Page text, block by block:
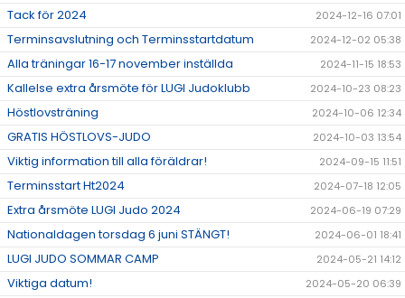
Tack för 2024 2024-12-16 07:01
Terminsavslutning och Terminsstartdatum 2024-12-02 05:38
Alla träningar 16-17 november inställda 2024-11-15 18:53
Kallelse extra årsmöte för LUGI Judoklubb 2024-10-23 08:23
Höstlovsträning 2024-10-06 12:34
GRATIS HÖSTLOVS-JUDO 2024-10-03 13:54
Viktig information till alla föräldrar! 2024-09-15 11:51
Terminsstart Ht2024 2024-07-18 12:05
Extra årsmöte LUGI Judo 2024 2024-06-19 07:29
Nationaldagen torsdag 6 juni STÄNGT! 2024-06-01 18:41
LUGI JUDO SOMMAR CAMP 2024-05-21 14:12
Viktiga datum! 2024-05-20 06:39